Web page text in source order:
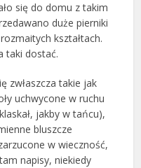
się do domu z takim
duże pierniki
kształtach.
taki dostać.
zwłaszcza takie jak
uchwycone w ruchu
jakby w tańcu),
bluszcze
w wieczność,
napisy, niekiedy